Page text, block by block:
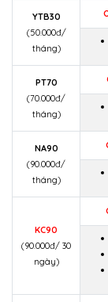
YTB30
(50.000đ/
tháng)
PT70
(70.000đ/
tháng)
NA90
(90.000đ/
tháng)
KC90
(90.000đ/ 30
ngày)